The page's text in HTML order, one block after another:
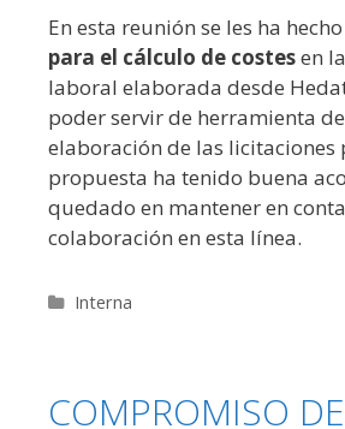
En esta reunión se les ha
para el cálculo de costesen
laboral elaborada desde
poder servir de herramienta
elaboración de las licitaciones
propuesta ha tenido buena
quedado en mantener en
colaboración en esta línea.
Categorías
Interna
COMPROMISO